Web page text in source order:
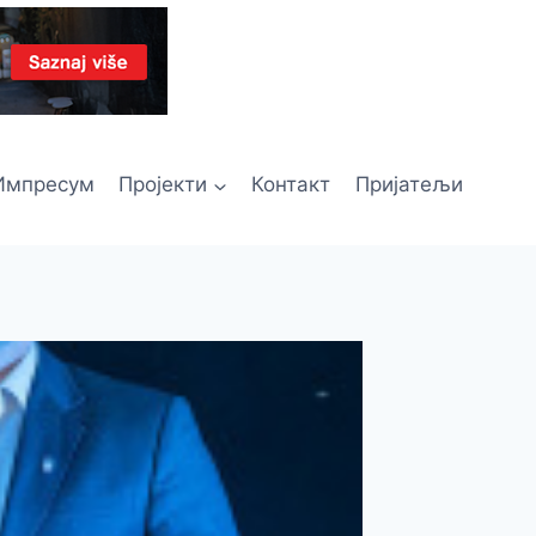
Пројекти Контакт Пријатељи